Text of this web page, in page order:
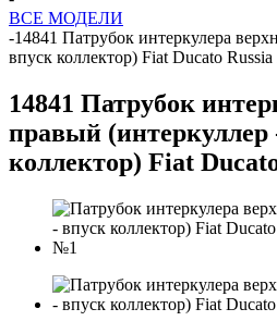
ВСЕ МОДЕЛИ
-14841 Патрубок интеркулера
впуск коллектор) Fiat Ducato
14841 Патрубок
правый (интеркуллер
коллектор) Fiat